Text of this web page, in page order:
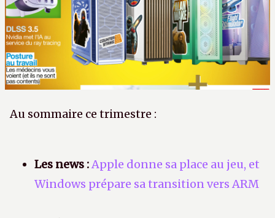
Au sommaire ce trimestre :
Les news :Apple donne sa place au jeu, et
Windows prépare sa transition vers ARM